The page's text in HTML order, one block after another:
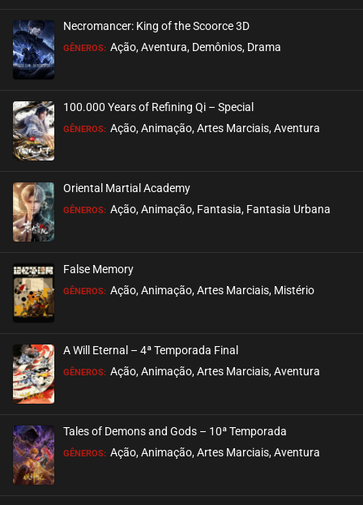
Necromancer: King of the Scoorce 3D
GÊNEROS: Ação, Aventura, Demônios, Drama
100.000 Years of Refining Qi – Special
GÊNEROS: Ação, Animação, Artes Marciais, Aventura
Oriental Martial Academy
GÊNEROS: Ação, Animação, Fantasia, Fantasia Urbana
False Memory
GÊNEROS: Ação, Animação, Artes Marciais, Mistério
A Will Eternal – 4ª Temporada Final
GÊNEROS: Ação, Animação, Artes Marciais, Aventura
Tales of Demons and Gods – 10ª Temporada
GÊNEROS: Ação, Animação, Artes Marciais, Aventura